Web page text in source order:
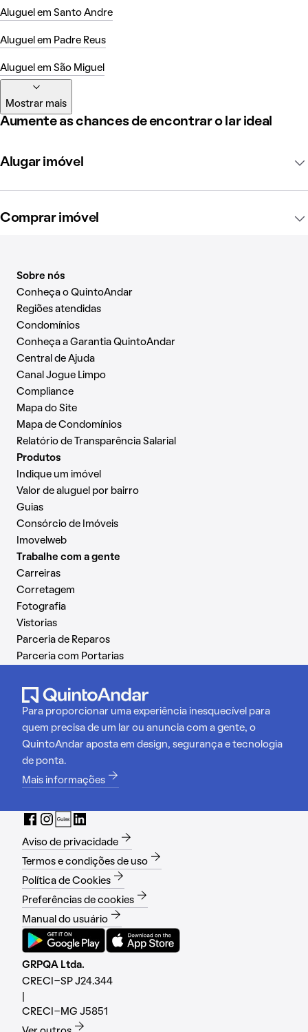
Aluguel em Santo Andre
Aluguel em Padre Reus
Aluguel em São Miguel
Mostrar mais
Aumente as chances de encontrar o lar ideal
Alugar imóvel
Comprar imóvel
Sobre nós
Conheça o QuintoAndar
Regiões atendidas
Condomínios
Conheça a Garantia QuintoAndar
Central de Ajuda
Canal Jogue Limpo
Compliance
Mapa do Site
Mapa de Condomínios
Relatório de Transparência Salarial
Produtos
Indique um imóvel
Valor de aluguel por bairro
Guias
Consórcio de Imóveis
Imovelweb
Trabalhe com a gente
Carreiras
Corretagem
Fotografia
Vistorias
Parceria de Reparos
Parceria com Portarias
Para proporcionar uma experiência inesquecível para
quem precisa de um lar ou anuncia com a gente, o
QuintoAndar aposta em design, segurança e tecnologia
de ponta.
Mais informações
Aviso de privacidade
Termos e condições de uso
Política de Cookies
Preferências de cookies
Manual do usuário
GRPQA Ltda.
CRECI-SP J24.344
CRECI-MG J5851